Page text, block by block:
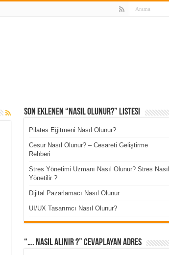
Son Eklenen “Nasıl Olunur?” Listesi
Pilates Eğitmeni Nasıl Olunur?
Cesur Nasıl Olunur? – Cesareti Geliştirme
Rehberi
Stres Yönetimi Uzmanı Nasıl Olunur? Stres Nasıl
Yönetilir ?
Dijital Pazarlamacı Nasıl Olunur
UI/UX Tasarımcı Nasıl Olunur?
“…. Nasıl Alınır ?” cevaplayan adres